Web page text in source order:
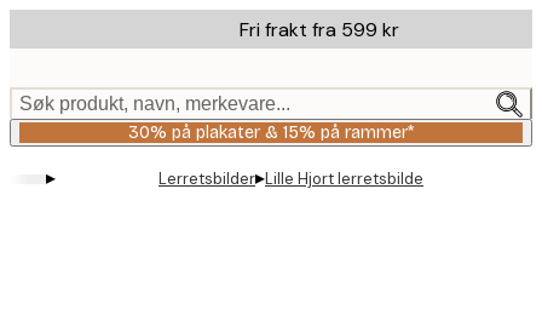
to
content.
Fri frakt fra 599 kr
Søk produkt, navn, merkevare...
30% på plakater & 15% på rammer*
▸ Lerretsbilder▸Lille Hjort lerretsbilde